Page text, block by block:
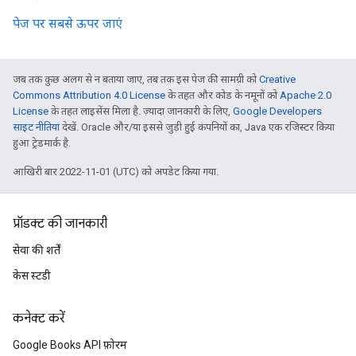
पेज पर सबसे ऊपर जाएं
जब तक कुछ अलग से न बताया जाए, तब तक इस पेज की सामग्री कोCreative
Commons Attribution 4.0 License के तहत और कोड के नमूनों कोApache 2.0
License के तहत लाइसेंस मिला है. ज़्यादा जानकारी के लिए, Google Developers
साइट नीतियांदेखें. Oracle और/या इससे जुड़ी हुई कंपनियों का, Java एक रजिस्टर किया
हुआ ट्रेडमार्क है.
आखिरी बार 2022-11-01 (UTC) को अपडेट किया गया.
प्रॉडक्ट की जानकारी
सेवा की शर्तें
केस स्टडी
कनेक्ट करें
Google Books API फ़ोरम